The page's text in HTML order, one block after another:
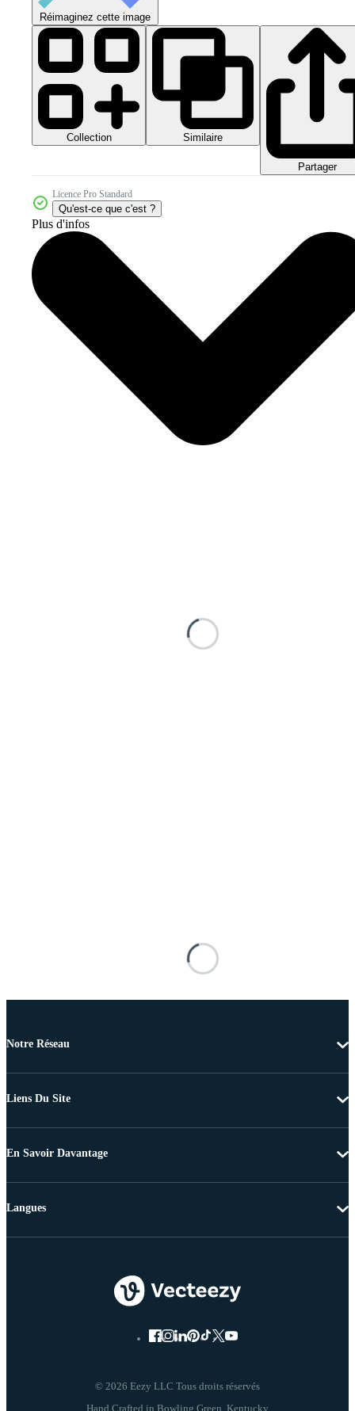
Réimaginez cette image
Collection Similaire
Partager
Licence Pro Standard
Qu'est-ce que c'est ?
Plus d'infos
Notre Réseau
Liens Du Site
En Savoir Davantage
© 2026 Eezy LLC Tous droits réservés
Langues